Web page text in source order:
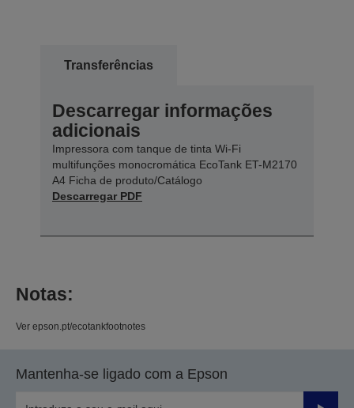
Transferências
Descarregar informações
adicionais
Impressora com tanque de tinta Wi-Fi
multifunções monocromática EcoTank ET-M2170
A4 Ficha de produto/Catálogo
Descarregar PDF
Notas:
Ver epson.pt/ecotankfootnotes
Mantenha-se ligado com a Epson